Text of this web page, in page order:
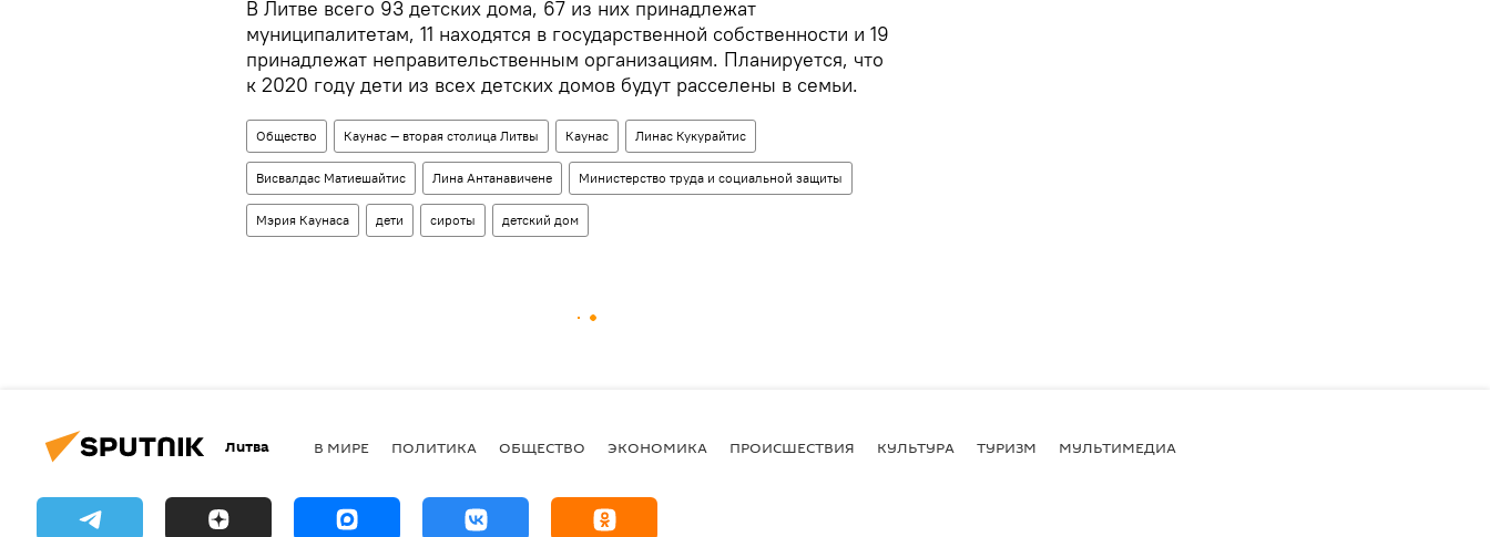
В Литве всего 93 детских дома, 67 из них принадлежат
муниципалитетам, 11 находятся в государственной собственности и 19
принадлежат неправительственным организациям. Планируется, что
к 2020 году дети из всех детских домов будут расселены в семьи.
Общество Каунас — вторая столица Литвы Каунас Линас Кукурайтис
Висвалдас Матиешайтис Лина Антанавичене Министерство труда и социальной защиты
Мэрия Каунаса дети сироты детский дом
Литва В МИРЕ ПОЛИТИКА ОБЩЕСТВО ЭКОНОМИКА ПРОИСШЕСТВИЯ КУЛЬТУРА ТУРИЗМ МУЛЬТИМЕДИА